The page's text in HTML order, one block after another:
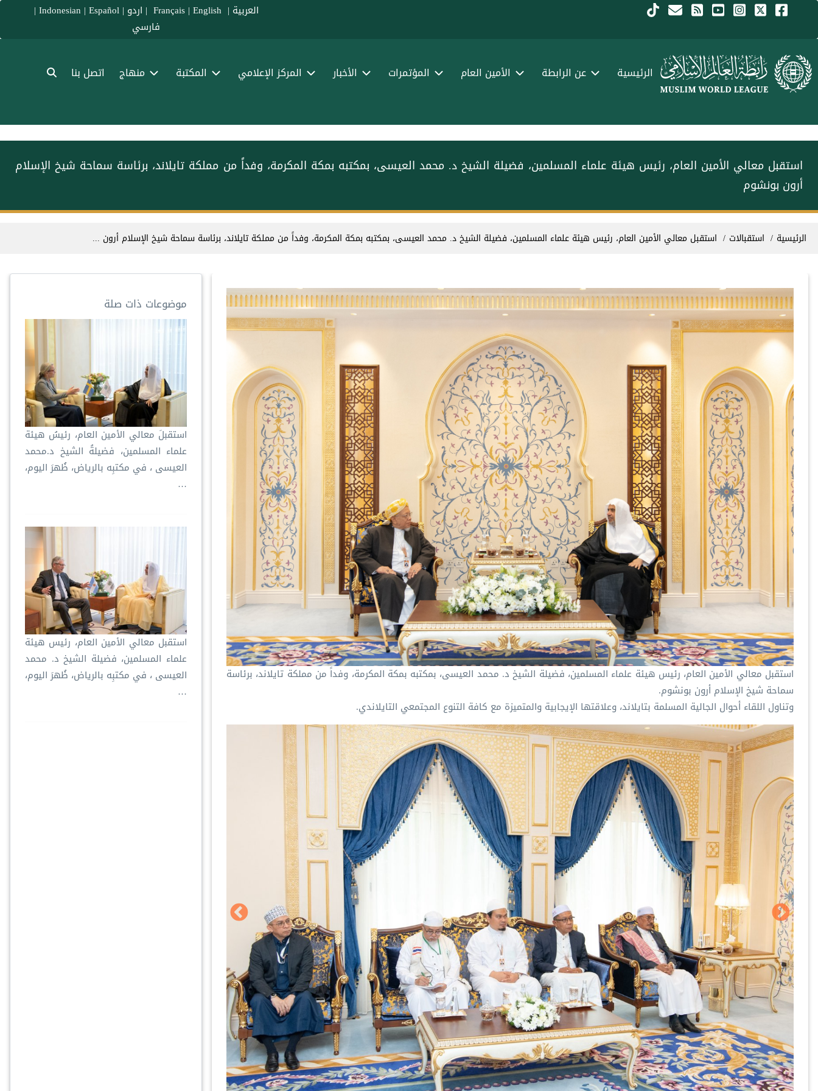
تجاوز إلى المحتوى الرئيسي العربية |
Français
| English
| اردو |
Indonesian | Español
|
فارسي
Menu Arabic الرئيسية عن الرابطة الأمين العام المؤتمرات الأخبار المركز الإعلامي المكتبة منهاج اتصل بنا
استقبل معالي الأمين العام، رئيس هيئة علماء المسلمين، فضيلة الشيخ د. ⁧‫محمد العيسى‬⁩، بمكتبه بمكة المكرمة، وفداً من مملكة تايلاند، برئاسة سماحة شيخ الإسلام
أرون بونشوم
مسار التنقل
الرئيسية استقبالات استقبل معالي الأمين العام، رئيس هيئة علماء المسلمين، فضيلة الشيخ د. ⁧‫محمد العيسى‬⁩، بمكتبه بمكة المكرمة، وفداً من مملكة تايلاند، برئاسة سماحة شيخ الإسلام أرون ...
‏استقبل معالي الأمين العام، رئيس هيئة علماء المسلمين، فضيلة الشيخ د. ⁧‫محمد العيسى‬⁩، بمكتبه بمكة المكرمة، وفداً من مملكة تايلاند، برئاسة
سماحة شيخ الإسلام أرون بونشوم.
‏وتناول اللقاء أحوال الجالية المسلمة بتايلاند، وعلاقتها الإيجابية والمتميزة مع كافة التنوع المجتمعي التايلاندي.
موضوعات ذات صلة
استقبلَ معالي الأمين العام، رئيسُ هيئة
علماء المسلمين، فضيلةُ الشيخ د.⁧‫محمد
العيسى‬⁩ ‬⁩، في مكتبِه بالرياض، ظُهرَ اليوم،
…
استقبل معالي الأمين العام، رئيس هيئة
علماء المسلمين، فضيلة الشيخ د. ⁧‫محمد
العيسى‬⁩ ‬⁩، في مكتبِه بالرياض، ظُهرَ اليوم،
…